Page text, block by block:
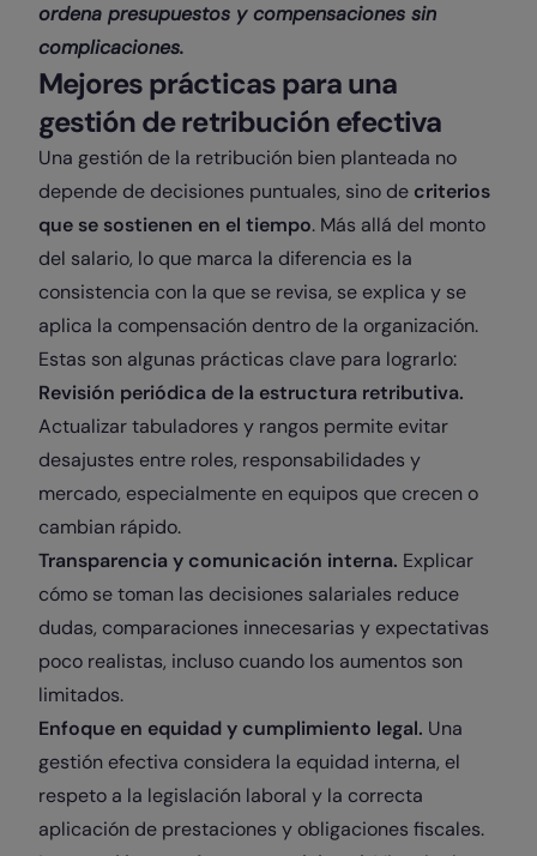
ordena presupuestos y compensaciones sin
complicaciones.
Mejores prácticas para una
gestión de retribución efectiva
Una gestión de la retribución bien planteada no
depende de decisiones puntuales, sino de criterios
que se sostienen en el tiempo. Más allá del monto
del salario, lo que marca la diferencia es la
consistencia con la que se revisa, se explica y se
aplica la compensación dentro de la organización.
Estas son algunas prácticas clave para lograrlo:
Revisión periódica de la estructura retributiva.
Actualizar tabuladores y rangos permite evitar
desajustes entre roles, responsabilidades y
mercado, especialmente en equipos que crecen o
cambian rápido.
Transparencia y comunicación interna. Explicar
cómo se toman las decisiones salariales reduce
dudas, comparaciones innecesarias y expectativas
poco realistas, incluso cuando los aumentos son
limitados.
Enfoque en equidad y cumplimiento legal. Una
gestión efectiva considera la equidad interna, el
respeto a la legislación laboral y la correcta
aplicación de prestaciones y obligaciones fiscales.